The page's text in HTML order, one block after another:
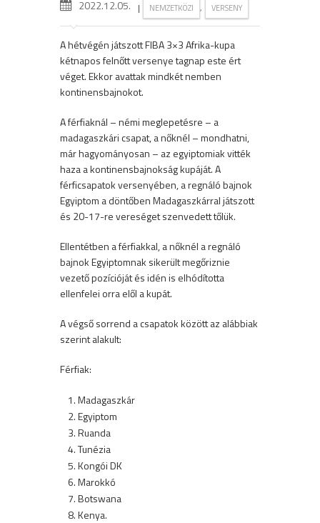
2022.12.05. | NEMZETKÖZI , VERSENY
A hétvégén játszott FIBA 3×3 Afrika-kupa
kétnapos felnőtt versenye tagnap este ért
véget. Ekkor avattak mindkét nemben
kontinensbajnokot.
A férfiaknál – némi meglepetésre – a
madagaszkári csapat, a nőknél – mondhatni,
már hagyományosan – az egyiptomiak vitték
haza a kontinensbajnokság kupáját. A
férficsapatok versenyében, a regnáló bajnok
Egyiptom a döntőben Madagaszkárral játszott
és 20-17-re vereséget szenvedett tőlük.
Ellentétben a férfiakkal, a nőknél a regnáló
bajnok Egyiptomnak sikerült megőriznie
vezető pozícióját és idén is elhódította
ellenfelei orra elől a kupát.
A végső sorrend a csapatok között az alábbiak
szerint alakult:
Férfiak:
Madagaszkár
Egyiptom
Ruanda
Tunézia
Kongói DK
Marokkó
Botswana
Kenya.